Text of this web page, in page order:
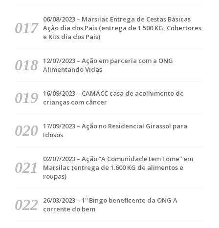
06/08/2023 – Marsilac Entrega de Cestas Básicas
Ação dia dos Pais (entrega de 1.500 KG, Cobertores
e Kits dia dos Pais)
12/07/2023 – Ação em parceria com a ONG
Alimentando Vidas
16/09/2023 – CAMACC casa de acolhimento de
crianças com câncer
17/09/2023 – Ação no Residencial Girassol para
Idosos
02/07/2023 – Ação “A Comunidade tem Fome” em
Marsilac (entrega de 1.600 KG de alimentos e
roupas)
26/03/2023 – 1º Bingo beneficente da ONG A
corrente do bem